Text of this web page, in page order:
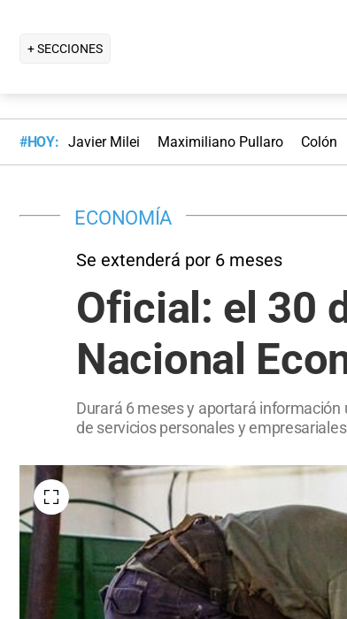
+ SECCIONES
#HOY: Javier Milei Maximiliano Pullaro Colón
ECONOMÍA
Se extenderá por 6 meses
Oficial: el 30
Nacional
Durará 6 meses y aportará
de servicios personales y